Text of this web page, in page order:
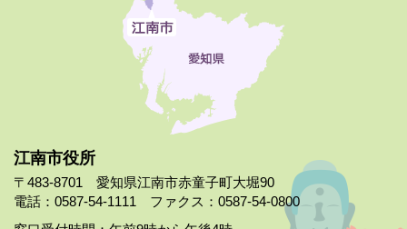
江南市役所
〒483-8701 愛知県江南市赤童子町大堀90
電話：0587-54-1111 ファクス：0587-54-0800